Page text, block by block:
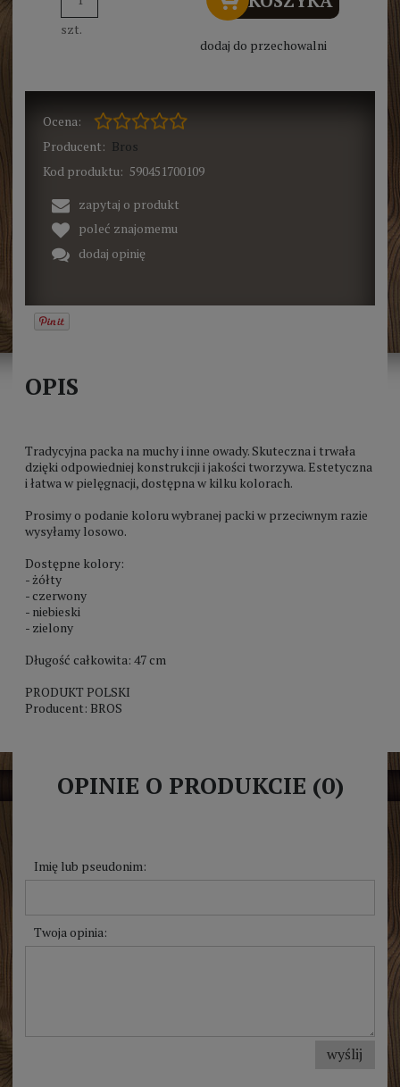
szt.
dodaj do przechowalni
Ocena:
Producent: Bros
Kod produktu: 590451700109
zapytaj o produkt
poleć znajomemu
dodaj opinię
OPIS
Tradycyjna packa na muchy i inne owady. Skuteczna i trwała
dzięki odpowiedniej konstrukcji i jakości tworzywa. Estetyczna
i łatwa w pielęgnacji, dostępna w kilku kolorach.
Prosimy o podanie koloru wybranej packi w przeciwnym razie
wysyłamy losowo.
Dostępne kolory:
- żółty
- czerwony
- niebieski
- zielony
Długość całkowita: 47 cm
PRODUKT POLSKI
Producent: BROS
OPINIE O PRODUKCIE (0)
Imię lub pseudonim:
Twoja opinia:
wyślij